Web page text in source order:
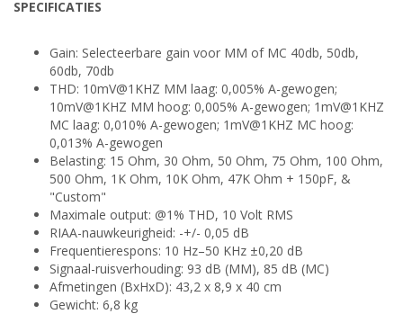
SPECIFICATIES
Gain: Selecteerbare gain voor MM of MC 40db, 50db,
60db, 70db
THD: 10mV@1KHZ MM laag: 0,005% A-gewogen;
10mV@1KHZ MM hoog: 0,005% A-gewogen; 1mV@1KHZ
MC laag: 0,010% A-gewogen; 1mV@1KHZ MC hoog:
0,013% A-gewogen
Belasting: 15 Ohm, 30 Ohm, 50 Ohm, 75 Ohm, 100 Ohm,
500 Ohm, 1K Ohm, 10K Ohm, 47K Ohm + 150pF, &
"Custom"
Maximale output: @1% THD, 10 Volt RMS
RIAA-nauwkeurigheid: -+/- 0,05 dB
Frequentierespons: 10 Hz–50 KHz ±0,20 dB
Signaal-ruisverhouding: 93 dB (MM), 85 dB (MC)
Afmetingen (BxHxD): 43,2 x 8,9 x 40 cm
Gewicht: 6,8 kg